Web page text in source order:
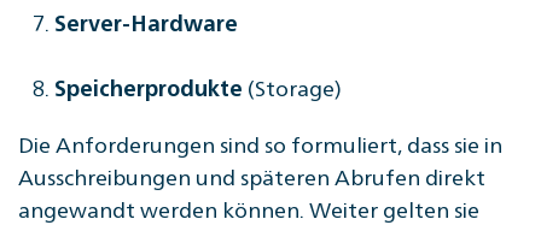
Server-Hardware
Speicherprodukte (Storage)
Die Anforderungen sind so formuliert, dass sie in
Ausschreibungen und späteren Abrufen direkt
angewandt werden können. Weiter gelten sie